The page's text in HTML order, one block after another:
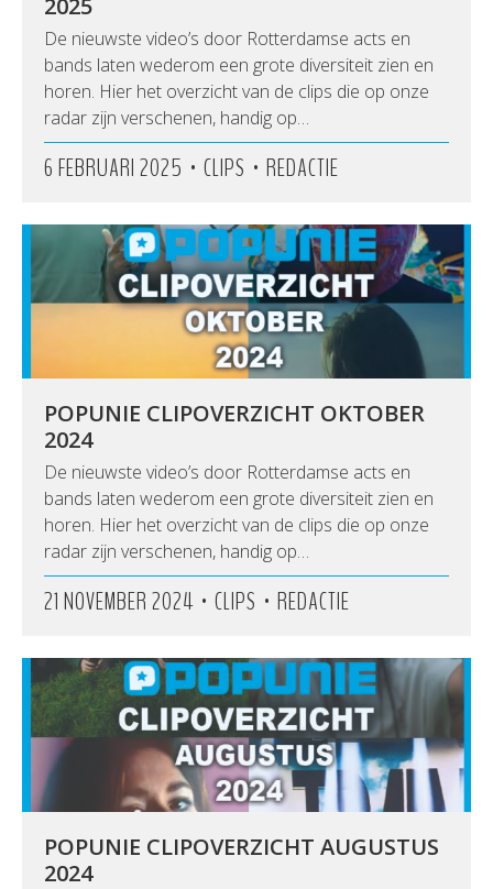
2025
De nieuwste video’s door Rotterdamse acts en
bands laten wederom een grote diversiteit zien en
horen. Hier het overzicht van de clips die op onze
radar zijn verschenen, handig op…
6 FEBRUARI 2025 • CLIPS • REDACTIE
POPUNIE CLIPOVERZICHT OKTOBER
2024
De nieuwste video’s door Rotterdamse acts en
bands laten wederom een grote diversiteit zien en
horen. Hier het overzicht van de clips die op onze
radar zijn verschenen, handig op…
21 NOVEMBER 2024 • CLIPS • REDACTIE
POPUNIE CLIPOVERZICHT AUGUSTUS
2024